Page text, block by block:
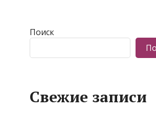
Поиск
Свежие записи